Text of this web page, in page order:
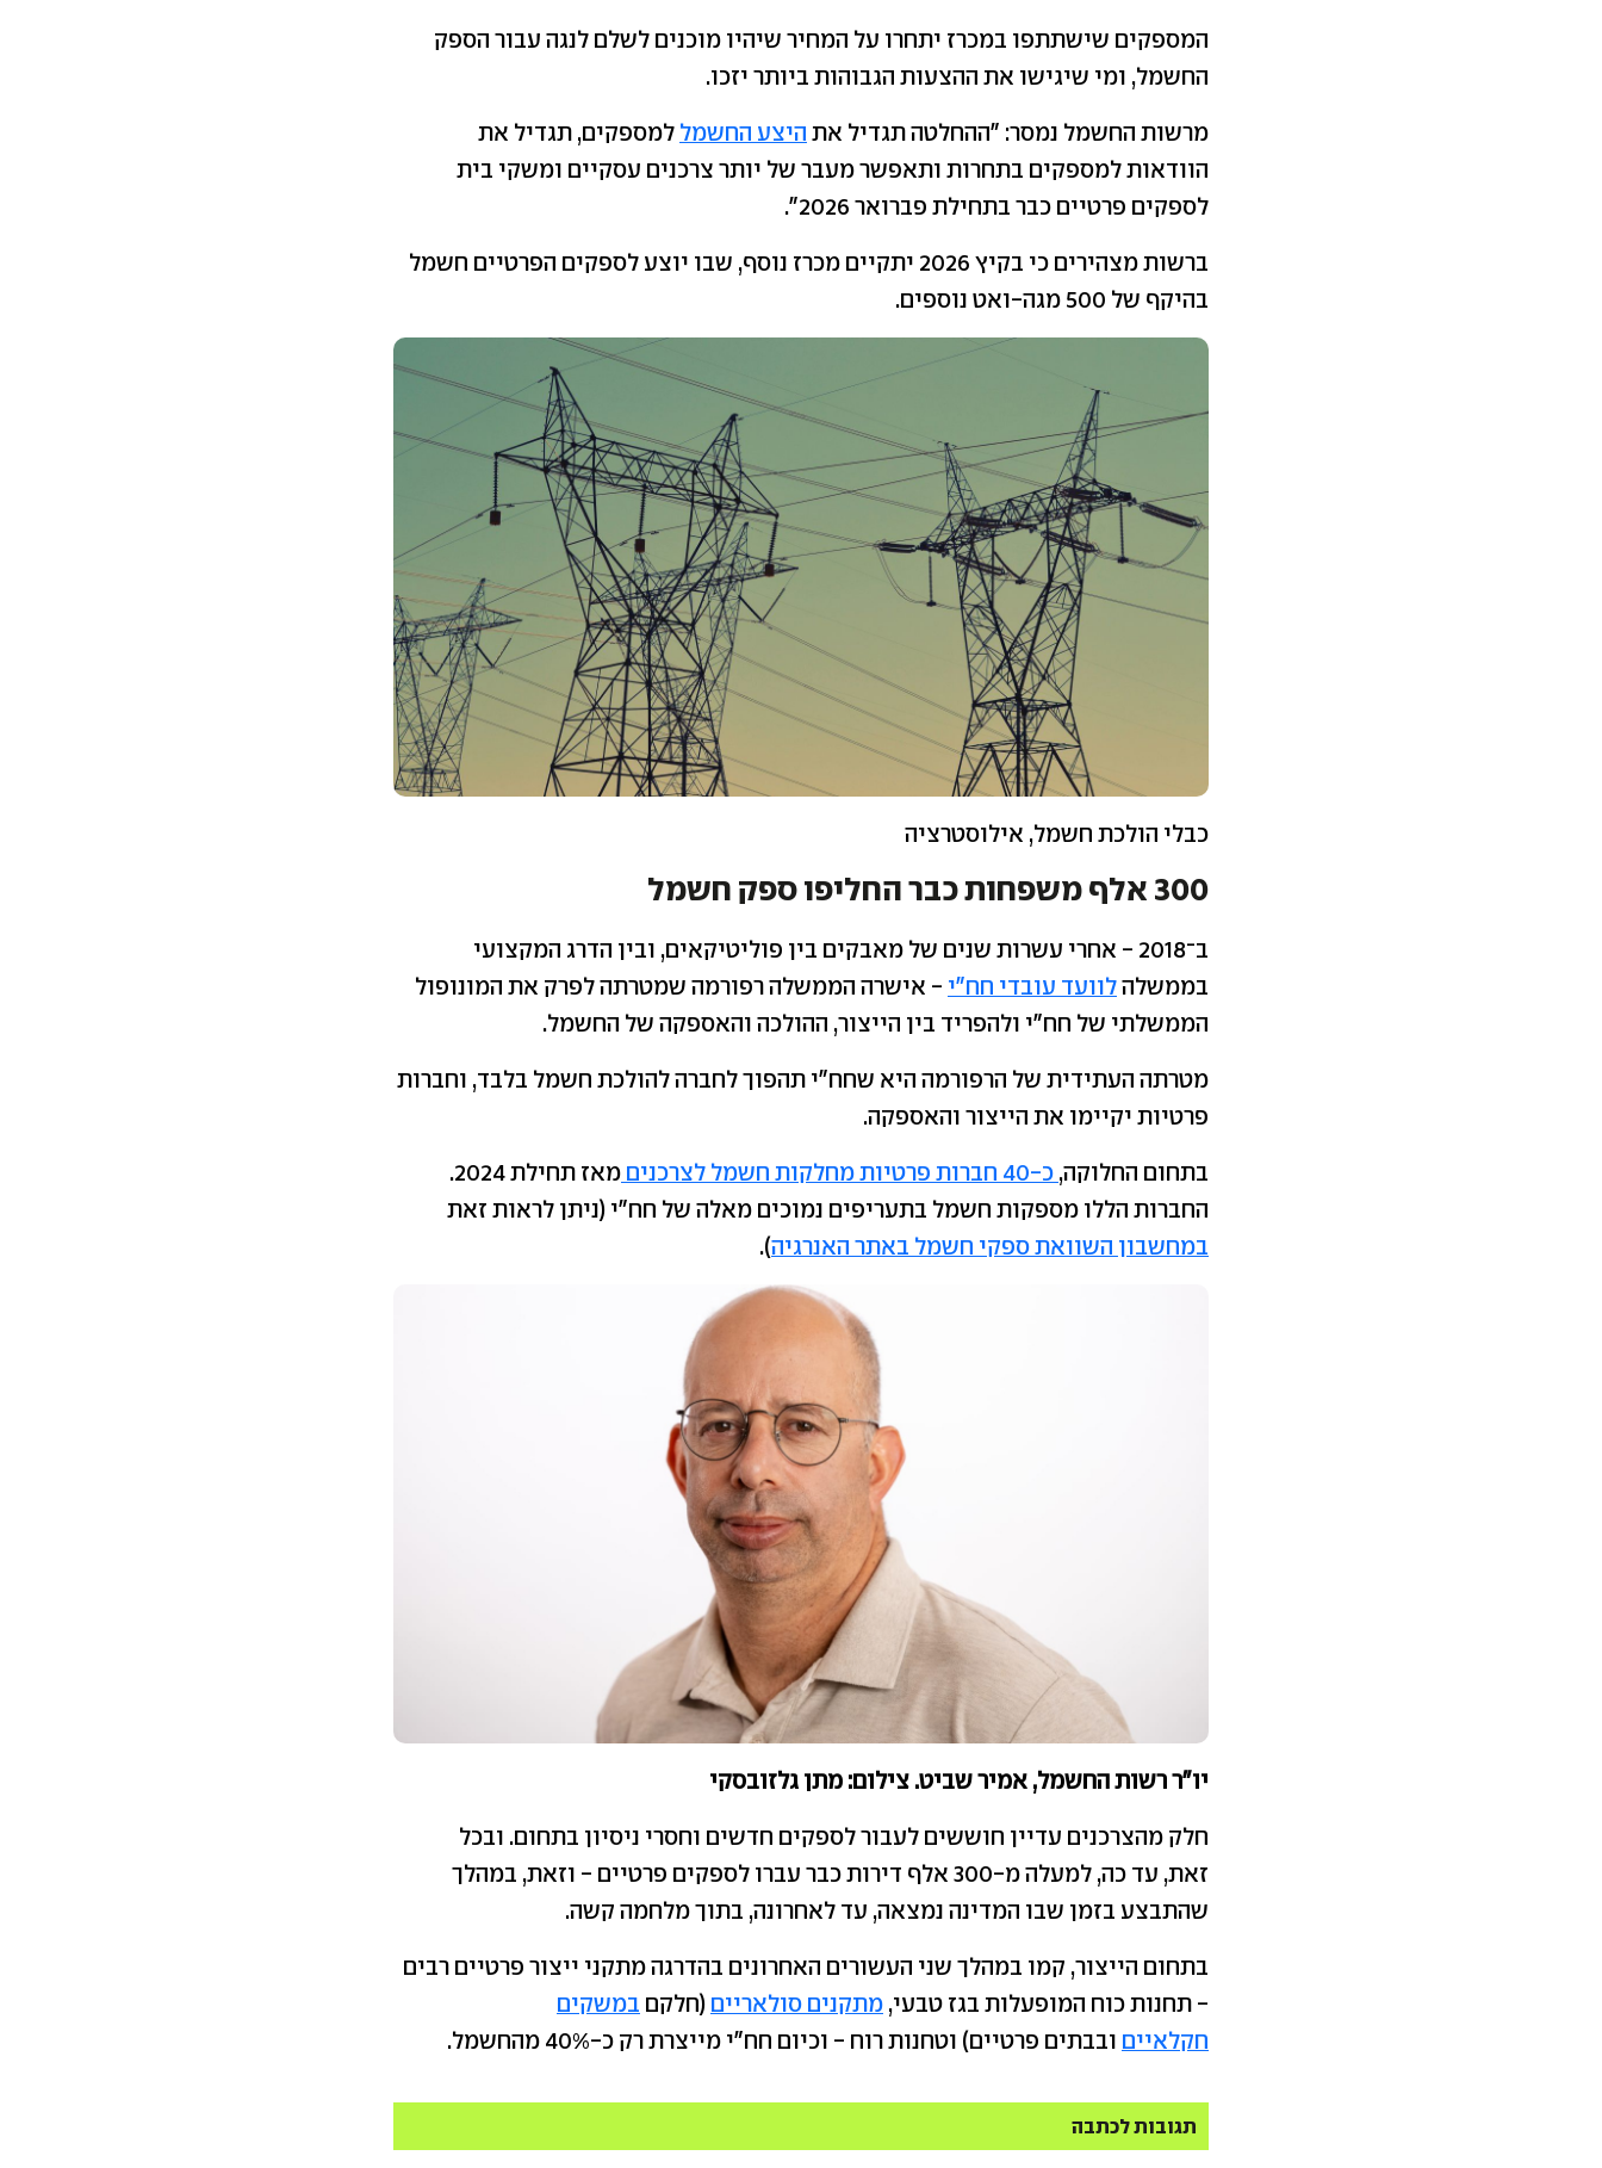
המספקים שישתתפו במכרז יתחרו על המחיר שיהיו מוכנים לשלם לנגה עבור הספק
החשמל, ומי שיגישו את ההצעות הגבוהות ביותר יזכו.
מרשות החשמל נמסר: "ההחלטה תגדיל את היצע החשמל למספקים, תגדיל את
הוודאות למספקים בתחרות ותאפשר מעבר של יותר צרכנים עסקיים ומשקי בית
לספקים פרטיים כבר בתחילת פברואר 2026".
ברשות מצהירים כי בקיץ 2026 יתקיים מכרז נוסף, שבו יוצע לספקים הפרטיים חשמל
בהיקף של 500 מגה-ואט נוספים.
כבלי הולכת חשמל, אילוסטרציה
300 אלף משפחות כבר החליפו ספק חשמל
ב־2018 - אחרי עשרות שנים של מאבקים בין פוליטיקאים, ובין הדרג המקצועי
בממשלהלוועד עובדי חח"י - אישרה הממשלה רפורמה שמטרתה לפרק את המונופול
הממשלתי של חח"י ולהפריד בין הייצור, ההולכה והאספקה של החשמל.
מטרתה העתידית של הרפורמה היא שחח"י תהפוך לחברה להולכת חשמל בלבד, וחברות
פרטיות יקיימו את הייצור והאספקה.
בתחום החלוקה, כ-40 חברות פרטיות מחלקות חשמל לצרכנים
מאז תחילת 2024.
החברות הללו מספקות חשמל בתעריפים נמוכים מאלה של חח"י (ניתן לראות זאת
במחשבון השוואת ספקי חשמל באתר האנרגיה).
יו"ר רשות החשמל, אמיר שביט. צילום: מתן גלזובסקי
חלק מהצרכנים עדיין חוששים לעבור לספקים חדשים וחסרי ניסיון בתחום. ובכל
זאת, עד כה, למעלה מ-300 אלף דירות כבר עברו לספקים פרטיים - וזאת, במהלך
שהתבצע בזמן שבו המדינה נמצאה, עד לאחרונה, בתוך מלחמה קשה.
בתחום הייצור, קמו במהלך שני העשורים האחרונים בהדרגה מתקני ייצור פרטיים רבים
- תחנות כוח המופעלות בגז טבעי, מתקנים סולאריים (חלקם במשקים
חקלאיים ובבתים פרטיים) וטחנות רוח - וכיום חח"י מייצרת רק כ-40% מהחשמל.
תגובות לכתבה